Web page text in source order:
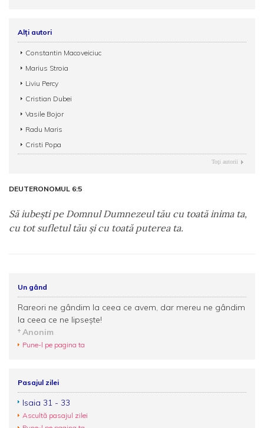
Alți autori
Constantin Macoveiciuc
Marius Stroia
Liviu Percy
Cristian Dubei
Vasile Bojor
Radu Maris
Cristi Popa
Toţi autorii
DEUTERONOMUL 6:5
Să iubeşti pe Domnul Dumnezeul tău cu toată inima ta,
cu tot sufletul tău şi cu toată puterea ta.
Un gând
Rareori ne gândim la ceea ce avem, dar mereu ne gândim
la ceea ce ne lipseşte!
Anonim
Pune-l pe pagina ta
Pasajul zilei
Isaia 31 - 33
Ascultă pasajul zilei